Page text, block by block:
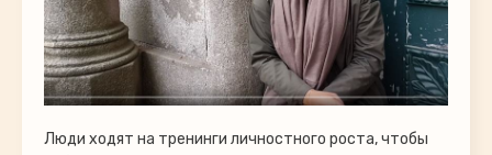
Люди ходят на тренинги личностного роста, чтобы